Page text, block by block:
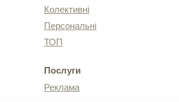
Колективні
Персональні
ТОП
Послуги
Реклама